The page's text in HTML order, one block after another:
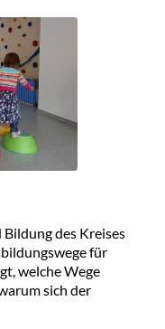
des Kreises
für
welche Wege
sich der